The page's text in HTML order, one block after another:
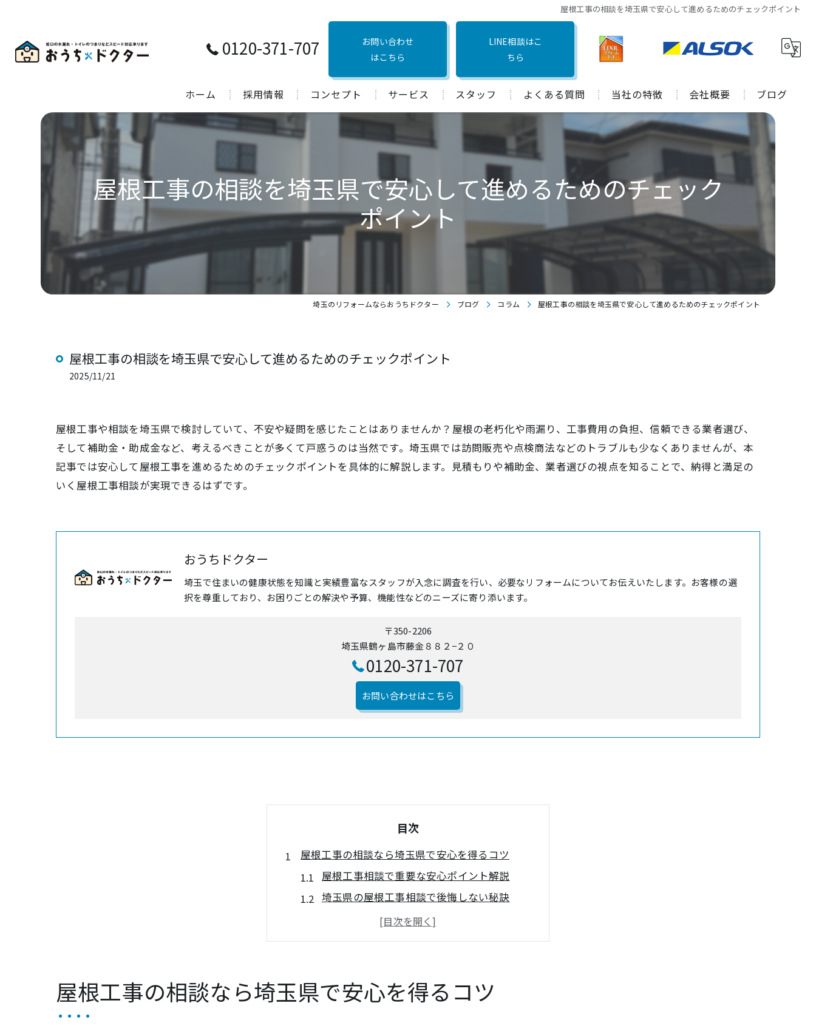
屋根工事の相談を埼玉県で安心して進めるためのチェックポイント
0120-371-707
お問い合わせ
はこちら
LINE相談はこ
ちら
ホーム 採用情報 コンセプト サービス スタッフ よくある質問 当社の特徴
水回り
キッチン
お風呂
トイレ
会社概要 ブログ
屋根工事の相談を埼玉県で安心して進めるためのチェック
ポイント
埼玉のリフォームならおうちドクター ブログ コラム 屋根工事の相談を埼玉県で安心して進めるためのチェックポイント
屋根工事の相談を埼玉県で安心して進めるためのチェックポイント
2025/11/21
屋根工事や相談を埼玉県で検討していて、不安や疑問を感じたことはありませんか？屋根の老朽化や雨漏り、工事費用の負担、信頼できる業者選び、
そして補助金・助成金など、考えるべきことが多くて戸惑うのは当然です。埼玉県では訪問販売や点検商法などのトラブルも少なくありませんが、本
記事では安心して屋根工事を進めるためのチェックポイントを具体的に解説します。見積もりや補助金、業者選びの視点を知ることで、納得と満足の
いく屋根工事相談が実現できるはずです。
おうちドクター
埼玉で住まいの健康状態を知識と実績豊富なスタッフが入念に調査を行い、必要なリフォームについてお伝えいたします。お客様の選
択を尊重しており、お困りごとの解決や予算、機能性などのニーズに寄り添います。
〒350-2206
埼玉県鶴ヶ島市藤金８８２−２０
0120-371-707
お問い合わせはこちら
目次
屋根工事の相談なら埼玉県で安心を得るコツ
屋根工事相談で重要な安心ポイント解説
埼玉県の屋根工事相談で後悔しない秘訣
安心できる屋根工事業者選びの着眼点
屋根工事相談時のトラブル予防策とは
納得できる屋根工事の進め方を解説
屋根工事を納得して進める相談のコツ
屋根工事の相談なら埼玉県で安心を得るコツ